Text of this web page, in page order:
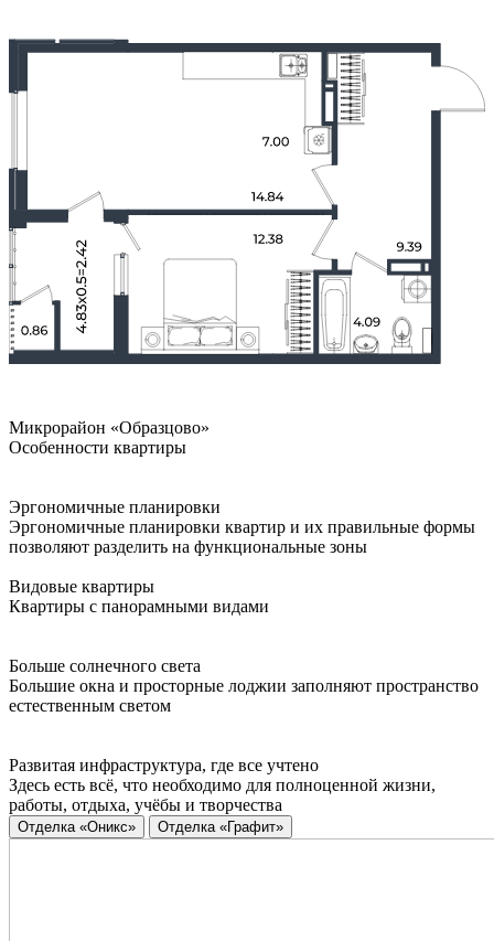
Микрорайон «Образцово»
Особенности квартиры
Эргономичные планировки
Эргономичные планировки квартир и их правильные формы
позволяют разделить на функциональные зоны
Видовые квартиры
Квартиры с панорамными видами
Больше солнечного света
Большие окна и просторные лоджии заполняют пространство
естественным светом
Развитая инфраструктура, где все учтено
Здесь есть всё, что необходимо для полноценной жизни,
работы, отдыха, учёбы и творчества
Отделка «Оникс» Отделка «Графит»